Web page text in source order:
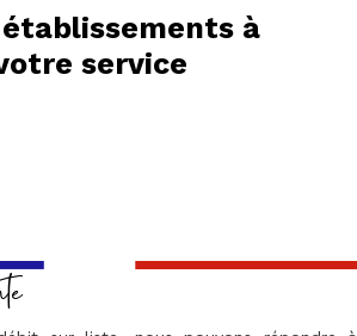
établissements à
service